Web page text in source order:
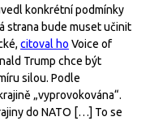
konkrétní podmínky
strana bude muset učinit
citoval ho Voice of
Trump chce být
silou. Podle
„vyprovokována“.
do NATO […] To se